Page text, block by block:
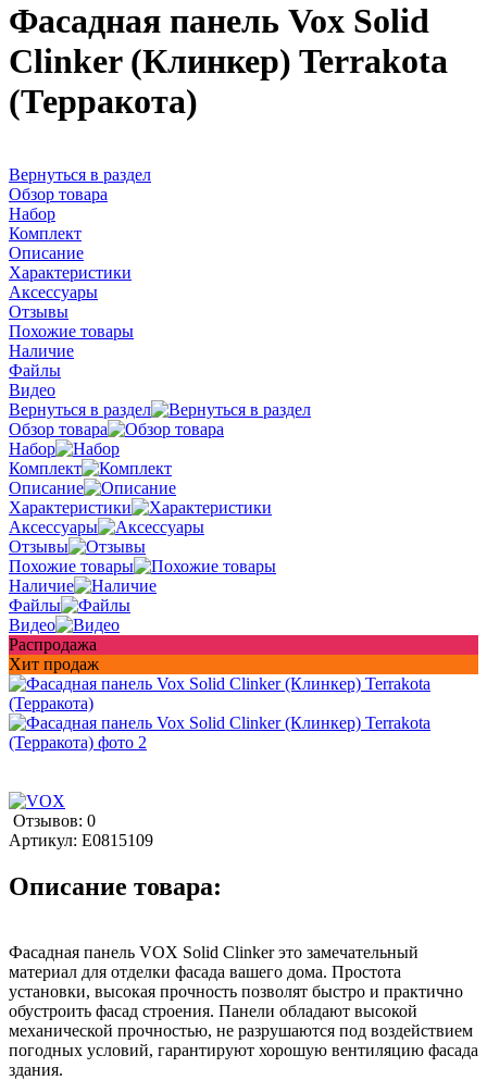
Фасадная панель Vox Solid
Clinker (Клинкер) Terrakota
(Терракота)
Вернуться в раздел
Обзор товара
Набор
Комплект
Описание
Характеристики
Аксессуары
Отзывы
Похожие товары
Наличие
Файлы
Видео
Вернуться в раздел
Обзор товара
Набор
Комплект
Описание
Характеристики
Аксессуары
Отзывы
Похожие товары
Наличие
Файлы
Видео
Распродажа
Хит продаж
Отзывов: 0
Артикул: E0815109
Описание товара:
Фасадная панель VOX Solid Clinker это замечательный
материал для отделки фасада вашего дома. Простота
установки, высокая прочность позволят быстро и практично
обустроить фасад строения. Панели обладают высокой
механической прочностью, не разрушаются под воздействием
погодных условий, гарантируют хорошую вентиляцию фасада
здания.